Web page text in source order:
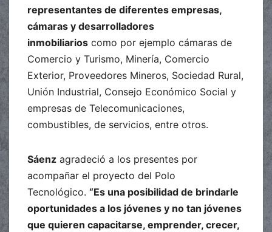
representantes de diferentes empresas,
cámaras y desarrolladores
inmobiliarios como por ejemplo cámaras de
Comercio y Turismo, Minería, Comercio
Exterior, Proveedores Mineros, Sociedad Rural,
Unión Industrial, Consejo Económico Social y
empresas de Telecomunicaciones,
combustibles, de servicios, entre otros.
Sáenz agradeció a los presentes por
acompañar el proyecto del Polo
Tecnológico. “Es una posibilidad de brindarle
oportunidades a los jóvenes y no tan jóvenes
que quieren capacitarse, emprender, crecer,